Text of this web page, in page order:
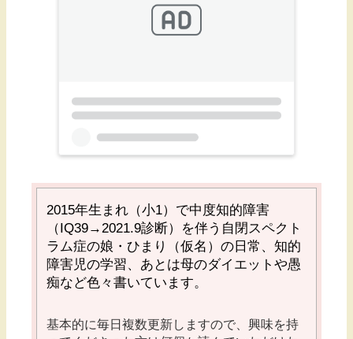
2015年生まれ（小1）で中度知的障害
（IQ39→2021.9診断）を伴う自閉スペクト
ラム症の娘・ひまり（仮名）の日常、知的
障害児の学習、あとは母のダイエットや愚
痴など色々書いています。
基本的に毎日複数更新しますので、興味を持